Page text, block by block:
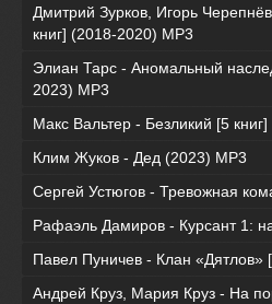
Дмитрий Зурков, Игорь
книг] (2018-2020) МР3
Элиан Тарс - Аномальный
2023) MP3
Макс Вальтер - Безликий [5
Клим Жуков - Дед (2023) MP3
Сергей Устюгов - Тревожная
Рафаэль Дамиров - Курсант 1:
Павел Пуничев - Клан «Дятлов»
Андрей Круз, Мария Круз - На